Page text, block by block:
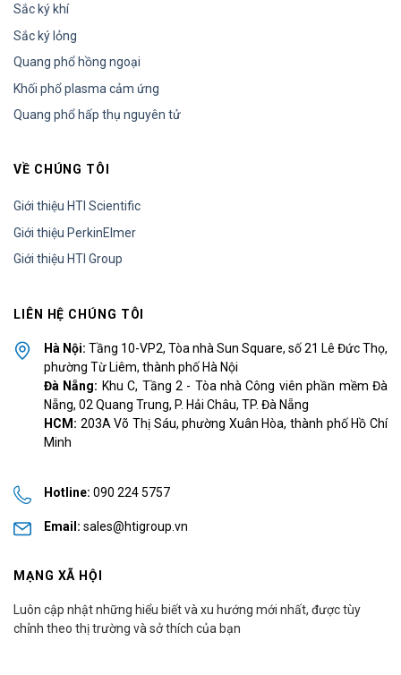
Sắc ký khí
Sắc ký lỏng
Quang phổ hồng ngoại
Khối phổ plasma cảm ứng
Quang phổ hấp thụ nguyên tử
VỀ CHÚNG TÔI
Giới thiệu HTI Scientific
Giới thiệu PerkinElmer
Giới thiệu HTI Group
LIÊN HỆ CHÚNG TÔI
Hà Nội: Tầng 10-VP2, Tòa nhà Sun Square, số 21 Lê Đức Thọ,
phường Từ Liêm, thành phố Hà Nội
Đà Nẵng: Khu C, Tầng 2 - Tòa nhà Công viên phần mềm Đà
Nẵng, 02 Quang Trung, P. Hải Châu, TP. Đà Nẵng
HCM: 203A Võ Thị Sáu, phường Xuân Hòa, thành phố Hồ Chí
Minh
Hotline: 090 224 5757
Email: sales@htigroup.vn
MẠNG XÃ HỘI
Luôn cập nhật những hiểu biết và xu hướng mới nhất, được tùy
chỉnh theo thị trường và sở thích của bạn